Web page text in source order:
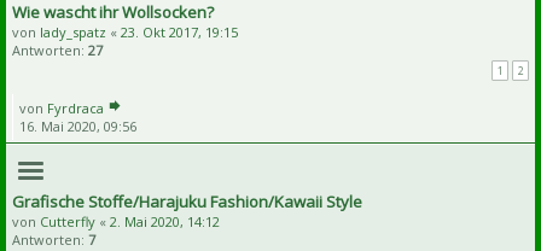
Wie wascht ihr Wollsocken?
von lady_spatz « 23. Okt 2017, 19:15
Antworten: 27
1 2
von Fyrdraca
16. Mai 2020, 09:56
Grafische Stoffe/Harajuku Fashion/Kawaii Style
von Cutterfly « 2. Mai 2020, 14:12
Antworten: 7